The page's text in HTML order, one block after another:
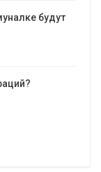
будут